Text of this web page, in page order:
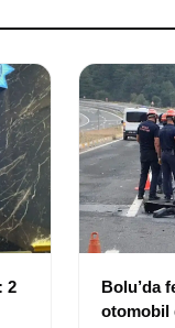
2
Bolu’da
otomobil